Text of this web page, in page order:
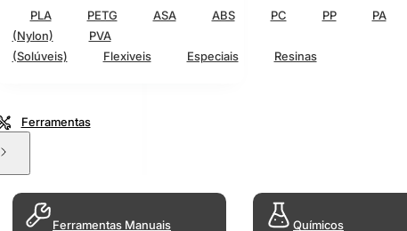
PLA PETG ASA ABS PC PP
PA
(Nylon)
PVA
(Solúveis)
Flexiveis Especiais Resinas
Ferramentas
Ferramentas Manuais Químicos